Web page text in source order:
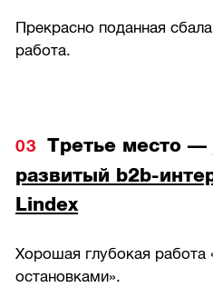
Прекрасно поданная
работа.
Третье место —
развитый b2b-
Lindex
Хорошая глубокая работа
остановками».